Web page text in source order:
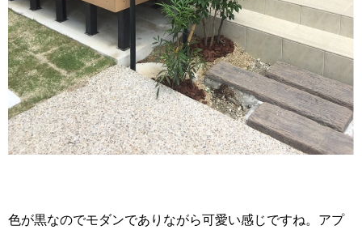
色が黒なのでモダンでありながら可愛い感じですね。アプ